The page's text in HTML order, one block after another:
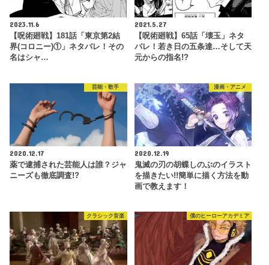
2023.11.6
【呪術廻戦】181話「東京第2結
界(コロニー)①」ネタバレ！その
名はシャ…
2021.5.27
【呪術廻戦】65話「壊玉」ネタ
バレ！若き日の五条達…そして天
元からの指名!?
芸能・歌手
2020.12.17
薬で逮捕された芸能人は誰？ジャ
ニーズも徹底調査!?
漫画・アニメ
2020.12.19
鬼滅の刃の胡蝶しのぶのイラスト
を描きたい!!簡単に描く方法を動
画で教えます！
クラシック音楽 僕のヒーローアカデミア